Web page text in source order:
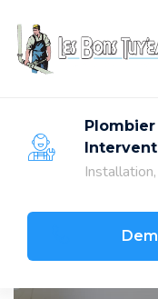
06 68 90